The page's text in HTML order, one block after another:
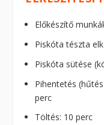
Előkészítő
Piskóta tészta
Piskóta sütése
Pihentetés
perc
Töltés: 10 perc